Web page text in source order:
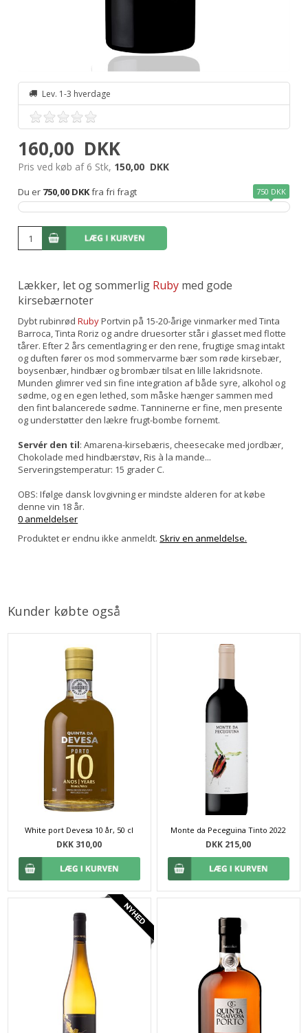
Lev. 1-3 hverdage
160,00 DKK
Pris ved køb af 6 Stk, 150,00 DKK
Du er 750,00 DKKfra fri fragt 750 DKK
Lækker, let og sommerlig Ruby med gode
kirsebærnoter
Dybt rubinrødRubyPortvin på 15-20-årige vinmarker med Tinta
Barroca, Tinta Roriz og andre druesorter står i glasset med flotte
tårer. Efter 2 års cementlagring er den rene, frugtige smag intakt
og duften fører os mod sommervarme bær som røde kirsebær,
boysenbær, hindbær og brombær tilsat en lille lakridsnote.
Munden glimrer ved sin fine integration af både syre, alkohol og
sødme, og en egen lethed, som måske hænger sammen med
den fint balancerede sødme. Tanninerne er fine, men presente
og understøtter den lækre frugt-bombe fornemt.
Servér den til: Amarena-kirsebæris, cheesecake med jordbær,
Chokolade med hindbærstøv, Ris à la mande...
Serveringstemperatur: 15 grader C.
OBS: Ifølge dansk lovgivning er mindste alderen for at købe
denne vin 18 år.
0 anmeldelser
Produktet er endnu ikke anmeldt. Skriv en anmeldelse.
Kunder købte også
White port Devesa 10 år, 50 cl
DKK 310,00
Monte da Peceguina Tinto 2022
DKK 215,00